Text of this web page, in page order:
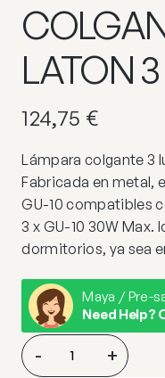
LATON
124,75 €
Lámpara colgante 3
Fabricada en metal,
GU-10 compatibles
3 x GU-10 30W Max.
dormitorios, ya sea
Maya / Pre-
Need Help?
COLGANTE
3L. - +